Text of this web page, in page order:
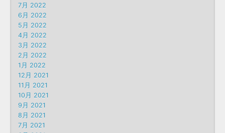
7月 2022
6月 2022
5月 2022
4月 2022
3月 2022
2月 2022
1月 2022
12月 2021
11月 2021
10月 2021
9月 2021
8月 2021
7月 2021